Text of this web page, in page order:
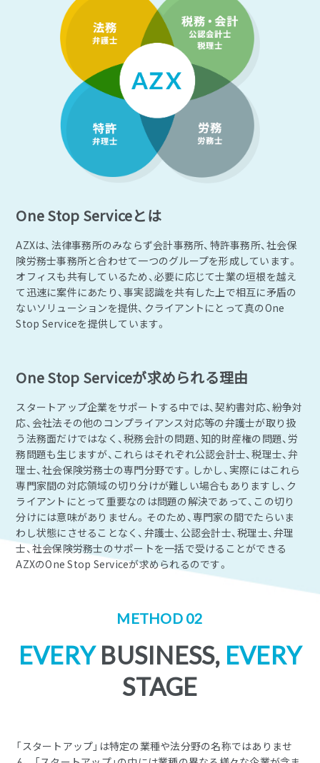
One Stop Serviceとは
AZXは、法律事務所のみならず会計事務所、特許事務所、社会保
険労務士事務所と合わせて一つのグループを形成しています。
オフィスも共有しているため、必要に応じて士業の垣根を越え
て迅速に案件にあたり、事実認識を共有した上で相互に矛盾の
ないソリューションを提供、クライアントにとって真のOne
Stop Serviceを提供しています。
One Stop Serviceが求められる理由
スタートアップ企業をサポートする中では、契約書対応、紛争対
応、会社法その他のコンプライアンス対応等の弁護士が取り扱
う法務面だけではなく、税務会計の問題、知的財産権の問題、労
務問題も生じますが、これらはそれぞれ公認会計士、税理士、弁
理士、社会保険労務士の専門分野です。しかし、実際にはこれら
専門家間の対応領域の切り分けが難しい場合もありますし、ク
ライアントにとって重要なのは問題の解決であって、この切り
分けには意味がありません。そのため、専門家の間でたらいま
わし状態にさせることなく、弁護士、公認会計士、税理士、弁理
士、社会保険労務士のサポートを一括で受けることができる
AZXのOne Stop Serviceが求められるのです。
METHOD 02
EVERYBUSINESS, EVERY
STAGE
「スタートアップ」は特定の業種や法分野の名称ではありませ